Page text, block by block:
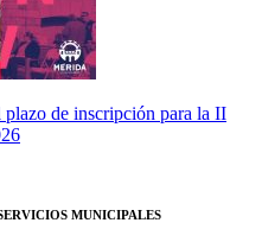
de inscripción para la II
MUNICIPALES